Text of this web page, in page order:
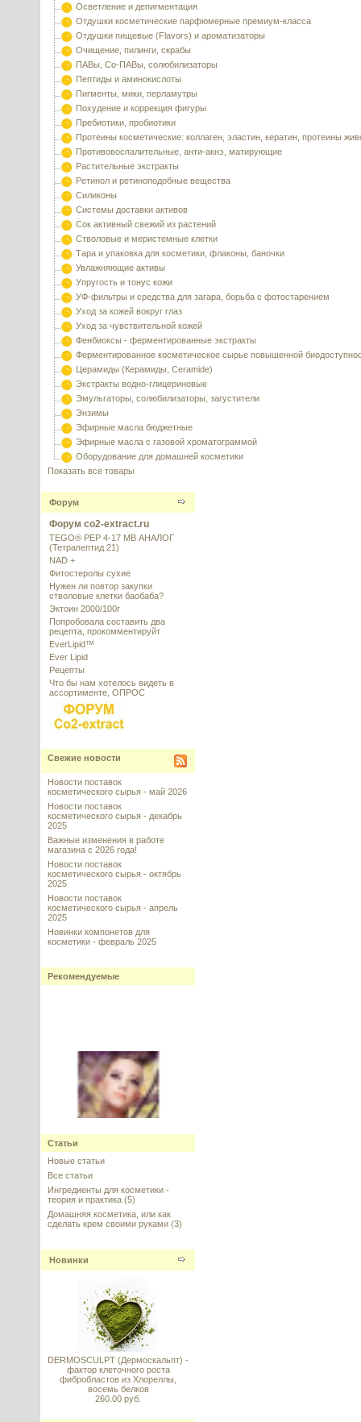
Осветление и депигментация
Отдушки косметические парфюмерные премиум-класса
Отдушки пищевые (Flavors) и ароматизаторы
Очищение, пилинги, скрабы
ПАВы, Со-ПАВы, солюбилизаторы
Пептиды и аминокислоты
Пигменты, мики, перламутры
Похудение и коррекция фигуры
Пребиотики, пробиотики
Протеины косметические: коллаген, эластин, кератин, протеины
Противовоспалительные, анти-акнэ, матирующие
Растительные экстракты
Ретинол и ретиноподобные вещества
Силиконы
Системы доставки активов
Сок активный свежий из растений
Стволовые и меристемные клетки
Тара и упаковка для косметики, флаконы, баночки
Увлажняющие активы
Упругость и тонус кожи
УФ-фильтры и средства для загара, борьба с фотостарением
Уход за кожей вокруг глаз
Уход за чувствительной кожей
Фенбиоксы - ферментированные экстракты
Ферментированное косметическое сырье повышенной
Церамиды (Керамиды, Ceramide)
Экстракты водно-глицериновые
Эмульгаторы, солюбилизаторы, загустители
Энзимы
Эфирные масла бюджетные
Эфирные масла с газовой хроматограммой
Оборудование для домашней косметики
Показать все товары
Форум
Форум co2-extract.ru
TEGO® PEP 4-17 MB АНАЛОГ
(Тетрапептид 21)
NAD +
Фитостеролы сухие
Нужен ли повтор закупки
стволовые клетки баобаба?
Эктоин 2000/100г
Попробовала составить два
рецепта, прокомментируйт
EverLipid™
Ever Lipid
Рецепты
Что бы нам хотелось видеть в
ассортименте, ОПРОС
Свежие новости
Новости поставок
косметического сырья - май 2026
Новости поставок
косметического сырья - декабрь
2025
Важные изменения в работе
магазина с 2026 года!
Новости поставок
косметического сырья - октябрь
2025
Новости поставок
косметического сырья - апрель
2025
Новинки компонетов для
косметики - февраль 2025
Рекомендуемые
ресниц, стимуляция волосяной
луковицы, Sederma, Франция
Баночка для крема вакуумная
---------
Snail secretion filtrate (Секрет
Статьи
Новые статьи
Все статьи
Ингредиенты для косметики -
теория и практика (5)
Домашняя косметика, или как
сделать крем своими руками (3)
Новинки
DERMOSCULPT (Дермоскальпт) -
фактор клеточного роста
фибробластов из Хлореллы,
восемь белков
260.00 руб.